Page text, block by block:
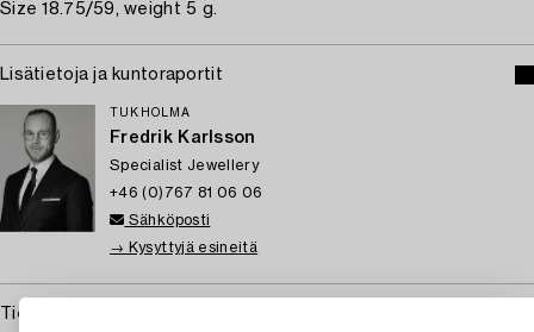
Size 18.75/59, weight 5 g.
Lisätietoja ja kuntoraportit
TUKHOLMA
Fredrik Karlsson
Specialist Jewellery
+46 (0)767 81 06 06
Sähköposti
→ Kysyttyjä esineitä
Tietoa ostamisesta